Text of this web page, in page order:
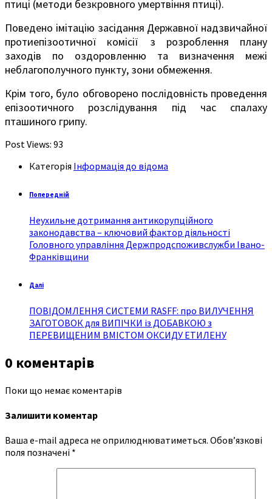
птиці (методи безкровного умертвіння птиці).
Поведено імітацію засідання Державної надзвичайної
протиепізоотичної комісії з розроблення плану
заходів по оздоровленню та визначення межі
неблагополучного пункту, зони обмеження.
Крім того, було обговорено послідовність проведення
епізоотичного розслідування під час спалаху
пташиного грипу.
Post Views: 93
Категорія Інформація до відома
Попередній
Неухильне дотримання антикорупційного
законодавства – ключовий фактор діяльності
Головного управління Держпродспоживслужби Івано-
Франківщини
Далі
ПОВІДОМЛЕННЯ СИСТЕМИ RASFF: про ВИЛУЧЕННЯ
ЗАГОТОВОК для ВИПІЧКИ із ДОБАВКОЮ з
ПЕРЕВИЩЕНИМ ВМІСТОМ ОКСИДУ ЕТИЛЕНУ
0 коментарів
Поки що немає коментарів
Залишити коментар
Ваша e-mail адреса не оприлюднюватиметься. Обов’язкові
поля позначені *